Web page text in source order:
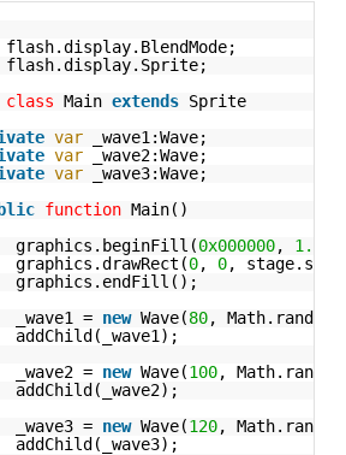
flash.display.BlendMode;
flash.display.Sprite;
class Main extends Sprite
var
_wave1:Wave;
var
_wave2:Wave;
var
_wave3:Wave;
function Main()
graphics.beginFill(0x000000, 1.00
graphics.drawRect(0, 0,
graphics.endFill();
_wave1 = new Wave(80,
addChild(_wave1);
_wave2 = new Wave(100,
addChild(_wave2);
_wave3 = new Wave(120,
addChild(_wave3);